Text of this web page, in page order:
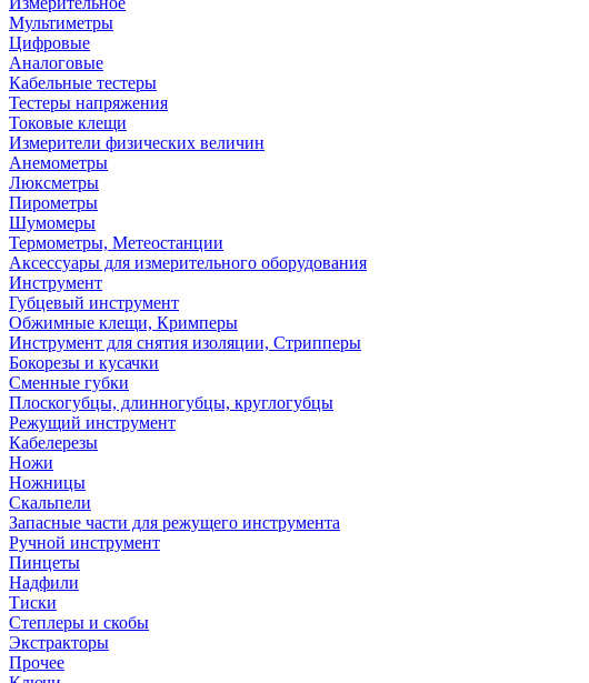
Мультиметры
Цифровые
Аналоговые
Кабельные тестеры
Тестеры напряжения
Токовые клещи
Измерители физических величин
Анемометры
Люксметры
Пирометры
Шумомеры
Термометры, Метеостанции
Аксессуары для измерительного оборудования
Инструмент
Губцевый инструмент
Обжимные клещи, Кримперы
Инструмент для снятия изоляции, Стрипперы
Бокорезы и кусачки
Сменные губки
Плоскогубцы, длинногубцы, круглогубцы
Режущий инструмент
Кабелерезы
Ножи
Ножницы
Скальпели
Запасные части для режущего инструмента
Ручной инструмент
Пинцеты
Надфили
Тиски
Степлеры и скобы
Экстракторы
Прочее